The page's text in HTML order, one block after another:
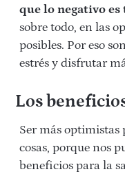
que lo negativo
sobre todo, en las
posibles. Por eso
estrés y disfrutar
Los
Ser más optimistas
cosas, porque nos
beneficios para la